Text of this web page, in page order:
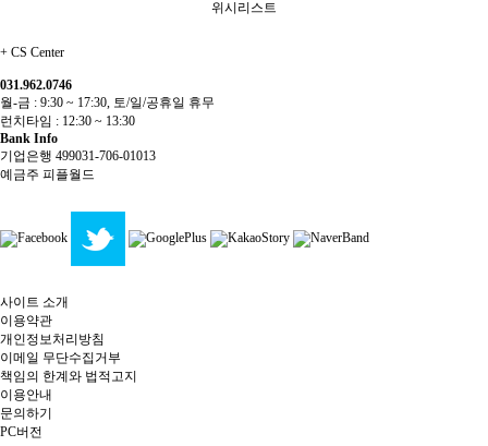
위시리스트
+ CS Center
031.962.0746
월-금 : 9:30 ~ 17:30, 토/일/공휴일 휴무
런치타임 : 12:30 ~ 13:30
Bank Info
기업은행 499031-706-01013
예금주 피플월드
사이트 소개
이용약관
개인정보처리방침
이메일 무단수집거부
책임의 한계와 법적고지
이용안내
문의하기
PC버전